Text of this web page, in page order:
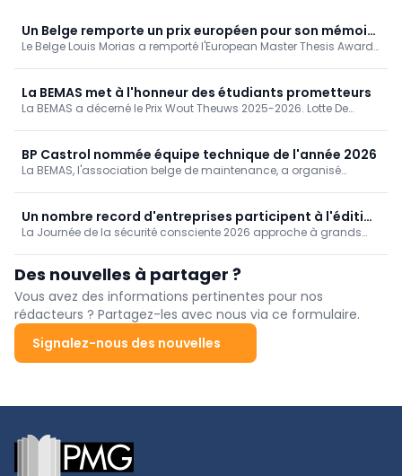
Un Belge remporte un prix européen pour son mémoire
de master consacré à l'IA générative dans la
maintenance
Le Belge Louis Morias a remporté l'European Master Thesis Award
désigné lauréat européen lors du salon EuroMaintenance, en
Suède.
La BEMAS met à l'honneur des étudiants prometteurs
La BEMAS a décerné le Prix Wout Theuws 2025-2026. Lotte De
Laurens Joosten qui a remporté le prix.
BP Castrol nommée équipe technique de l'année 2026
La BEMAS, l'association belge de maintenance, a organisé
équipe technique de l'année 2026 par le jury.
Un nombre record d'entreprises participent à l'édition
anniversaire de la journée "Consciously Safe".
La Journée de la sécurité consciente 2026 approche à grands
maintenance accorderont une attention particulière à la sécurité
et à la santé au travail. Le compteur du nombre de participants
s'élève à près de 1 100 entreprises.
Des nouvelles à partager ?
Vous avez des informations pertinentes pour nos
rédacteurs ? Partagez-les avec nous via ce formulaire.
Signalez-nous des nouvelles
Footer